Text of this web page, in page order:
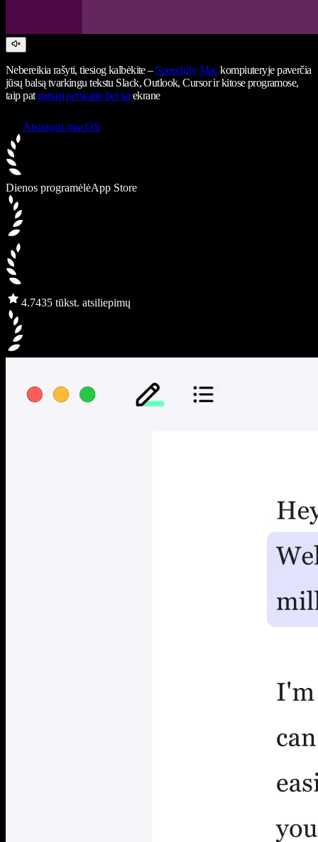
Nebereikia rašyti, tiesiog kalbėkite – Speechify Mackompiuteryje paverčia
jūsų balsą tvarkingu tekstu Slack, Outlook, Cursor ir kitose programose,
taip pat garsiai perskaito bet ką ekrane
Atsisiųsti macOS
Dienos programėlėApp Store
4.7435 tūkst. atsiliepimų